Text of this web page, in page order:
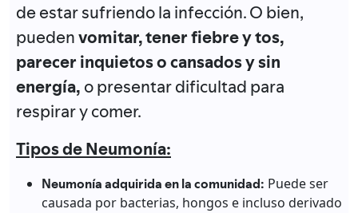
de estar sufriendo la infección. O bien,
puedenvomitar, tener fiebre y tos,
parecer inquietos o cansados y sin
energía, o presentar dificultad para
respirar y comer.
Tipos de Neumonía:
Neumonía adquirida en la comunidad: Puede ser
causada por bacterias, hongos e incluso derivado